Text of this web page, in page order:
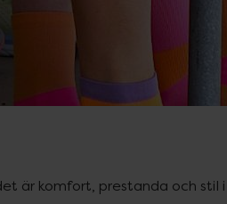
är komfort, prestanda och stil